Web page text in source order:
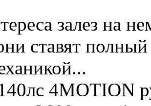
залез на
ставят
4MOTION